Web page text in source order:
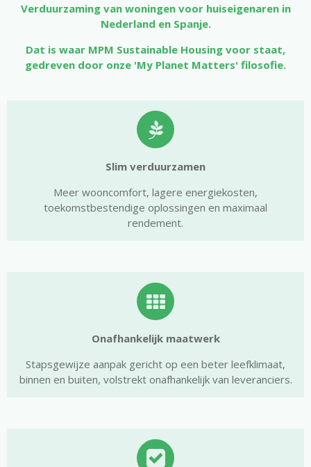
Verduurzaming van woningen voor huiseigenaren in
Nederland en Spanje.
Dat is waar MPM Sustainable Housing voor staat,
gedreven door onze 'My Planet Matters' filosofie.
Slim verduurzamen
Meer wooncomfort, lagere energiekosten,
toekomstbestendige oplossingen en maximaal
rendement.
Onafhankelijk maatwerk
Stapsgewijze aanpak gericht op een beter leefklimaat,
binnen en buiten, volstrekt onafhankelijk van leveranciers.